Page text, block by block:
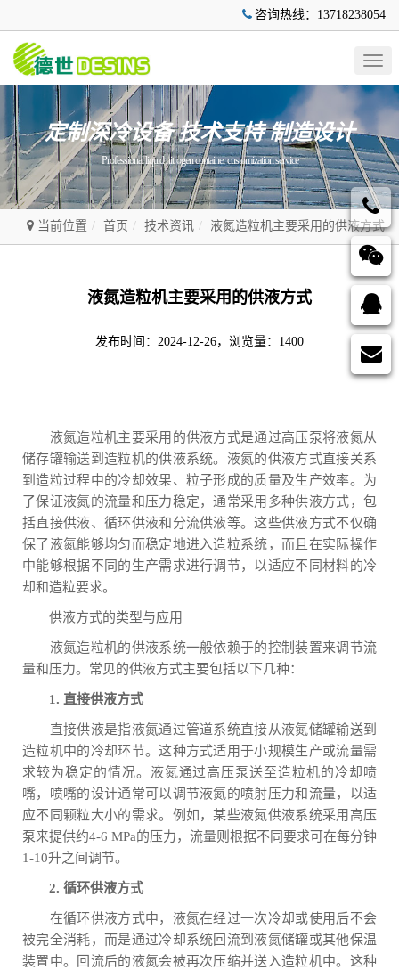
咨询热线：13718238054
定制深冷设备 技术支持 制造设计
Professional liquid nitrogen container customization service
当前位置 首页 技术资讯 液氮造粒机主要采用的供液方式
液氮造粒机主要采用的供液方式
发布时间：2024-12-26，浏览量：1400
液氮造粒机主要采用的供液方式是通过高压泵将液氮从
储存罐输送到造粒机的供液系统。液氮的供液方式直接关系
到造粒过程中的冷却效果、粒子形成的质量及生产效率。为
了保证液氮的流量和压力稳定，通常采用多种供液方式，包
括直接供液、循环供液和分流供液等。这些供液方式不仅确
保了液氮能够均匀而稳定地进入造粒系统，而且在实际操作
中能够根据不同的生产需求进行调节，以适应不同材料的冷
却和造粒要求。
供液方式的类型与应用
液氮造粒机的供液系统一般依赖于的控制装置来调节流
量和压力。常见的供液方式主要包括以下几种：
1. 直接供液方式
直接供液是指液氮通过管道系统直接从液氮储罐输送到
造粒机中的冷却环节。这种方式适用于小规模生产或流量需
求较为稳定的情况。液氮通过高压泵送至造粒机的冷却喷
嘴，喷嘴的设计通常可以调节液氮的喷射压力和流量，以适
应不同颗粒大小的需求。例如，某些液氮供液系统采用高压
泵来提供约4-6 MPa的压力，流量则根据不同要求可在每分钟
1-10升之间调节。
2. 循环供液方式
在循环供液方式中，液氮在经过一次冷却或使用后不会
被完全消耗，而是通过冷却系统回流到液氮储罐或其他保温
装置中。回流后的液氮会被再次压缩并送入造粒机中。这种